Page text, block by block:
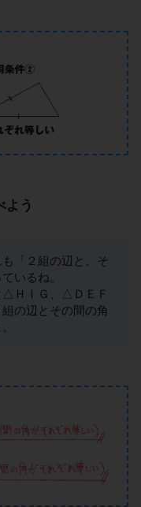
よう
「２組の辺と、そ
いるね。
△ＨＩＧ、△ＤＥＦ
の辺とその間の角